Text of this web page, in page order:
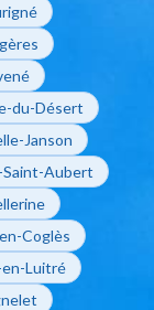
du-Désert
Janson
Saint-Aubert
Coglès
en-Luitré